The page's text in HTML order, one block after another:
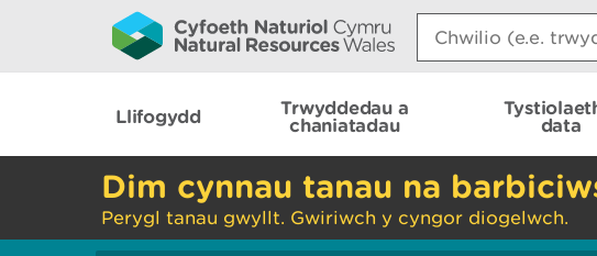
Search:
Llifogydd
Trwyddedau a
chaniatadau
data
Dim cynnau tanau na
Perygl tanau gwyllt. Gwiriwch y cyngor diogelwch.